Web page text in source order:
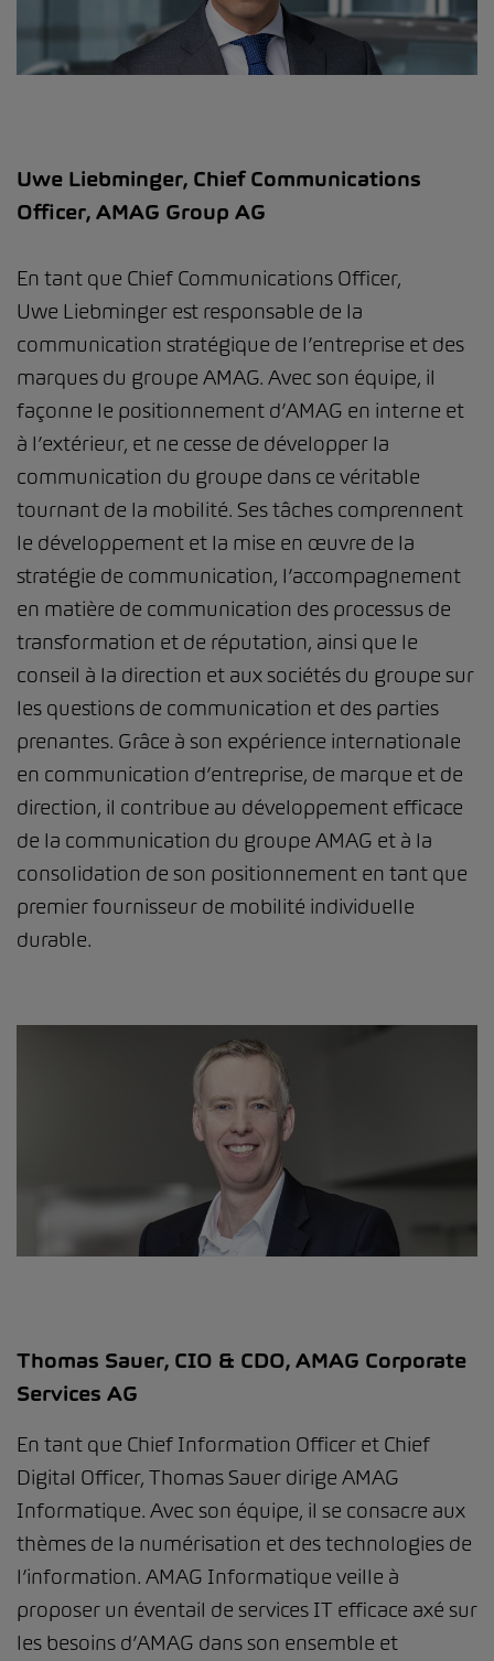
Uwe Liebminger, Chief Communications
Officer, AMAG Group AG
En tant que Chief Communications Officer,
Uwe Liebminger est responsable de la
communication stratégique de l’entreprise et des
marques du groupe AMAG. Avec son équipe, il
façonne le positionnement d’AMAG en interne et
à l’extérieur, et ne cesse de développer la
communication du groupe dans ce véritable
tournant de la mobilité. Ses tâches comprennent
le développement et la mise en œuvre de la
stratégie de communication, l’accompagnement
en matière de communication des processus de
transformation et de réputation, ainsi que le
conseil à la direction et aux sociétés du groupe sur
les questions de communication et des parties
prenantes. Grâce à son expérience internationale
en communication d’entreprise, de marque et de
direction, il contribue au développement efficace
de la communication du groupe AMAG et à la
consolidation de son positionnement en tant que
premier fournisseur de mobilité individuelle
durable.
Thomas Sauer, CIO & CDO, AMAG Corporate
Services AG
En tant que Chief Information Officer et Chief
Digital Officer, Thomas Sauer dirige AMAG
Informatique. Avec son équipe, il se consacre aux
thèmes de la numérisation et des technologies de
l’information. AMAG Informatique veille à
proposer un éventail de services IT efficace axé sur
les besoins d’AMAG dans son ensemble et